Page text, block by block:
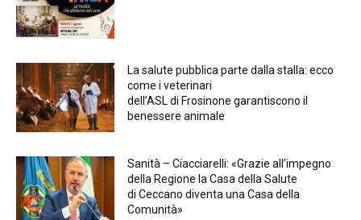
La salute pubblica parte dalla stalla: ecco
come i veterinari
dell’ASL di Frosinone garantiscono il
benessere animale
Sanità – Ciacciarelli: «Grazie all’impegno
della Regione la Casa della Salute
di Ceccano diventa una Casa della
Comunità»